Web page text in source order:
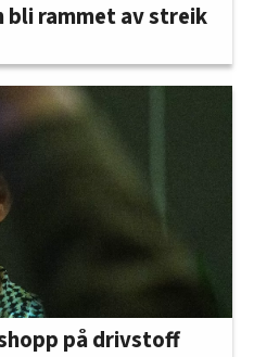
bli rammet av streik
på drivstoff